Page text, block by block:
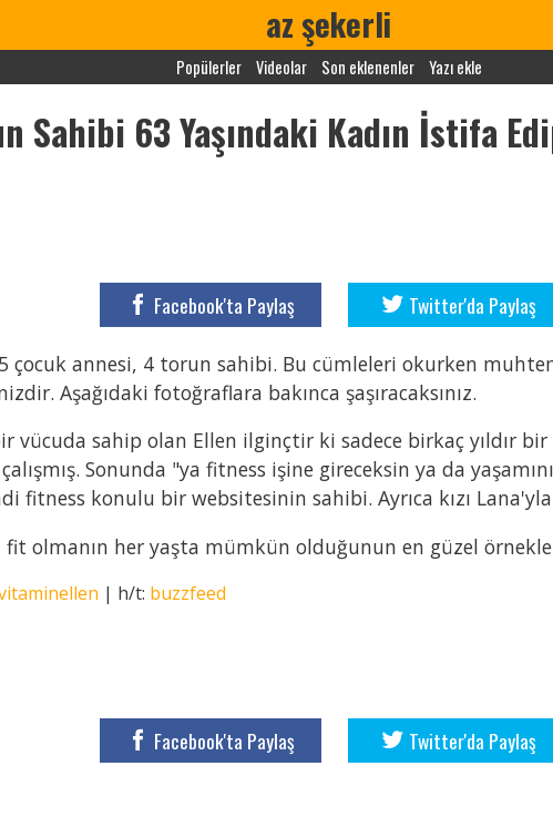
az şekerli
Popülerler Videolar Son eklenenler Yazı ekle
Sahibi 63 Yaşındaki Kadın İstifa
Facebook'ta Paylaş Twitter'da Paylaş
çocuk annesi, 4 torun sahibi. Bu cümleleri okurken
Aşağıdaki fotoğraflara bakınca şaşıracaksınız.
vücuda sahip olan Ellen ilginçtir ki sadece birkaç yıldır bir
Sonunda "ya fitness işine gireceksin ya da
fitness konulu bir websitesinin sahibi. Ayrıca kızı
fit olmanın her yaşta mümkün olduğunun en güzel
| h/t: buzzfeed
Facebook'ta Paylaş Twitter'da Paylaş